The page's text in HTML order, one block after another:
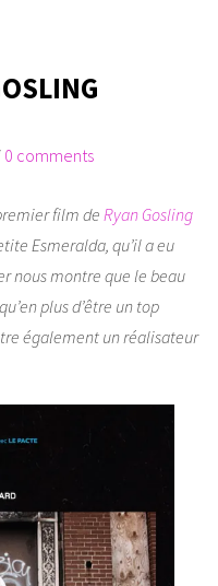
0 comments
film de Ryan Gosling
Esmeralda, qu’il a eu
nous montre que le beau
plus d’être un top
également un réalisateur